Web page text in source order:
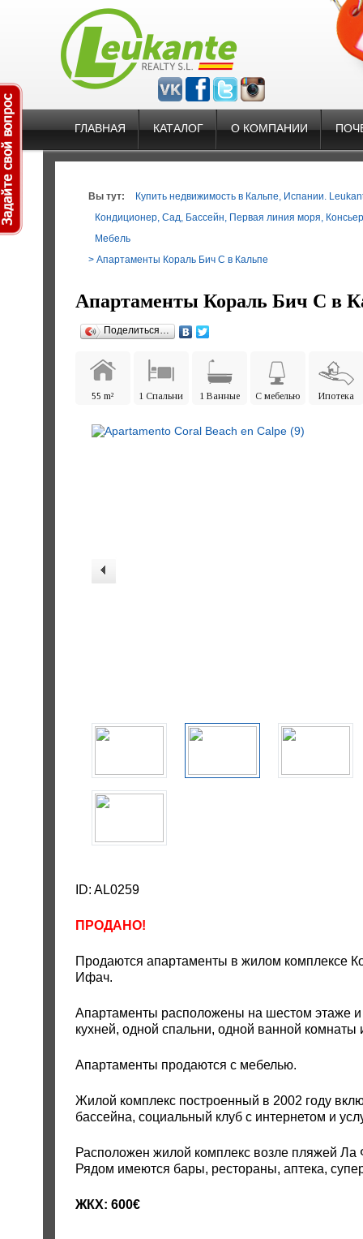
ГЛАВНАЯ КАТАЛОГ О КОМПАНИИ
Вы тут:
Купить недвижимость в Кальпе, Испании.
Кондиционер, Сад, Бассейн, Первая линия моря,
Мебель
> Апартаменты Кораль Бич С в Кальпе
Апартаменты Кораль Бич С в
Поделиться…
55 m² 1 Спальни 1 Ванные С мебелью Ипотека
ID: AL0259
ПРОДАНО!
Продаются апартаменты в жилом комплексе
Ифач.
Апартаменты расположены на шестом этаже и
кухней, одной спальни, одной ванной комнаты
Апартаменты продаются с мебелью.
Жилой комплекс построенный в 2002 году
бассейна, социальный клуб с интернетом и
Расположен жилой комплекс возле пляжей Ла
Рядом имеются бары, рестораны, аптека,
ЖКХ: 600€